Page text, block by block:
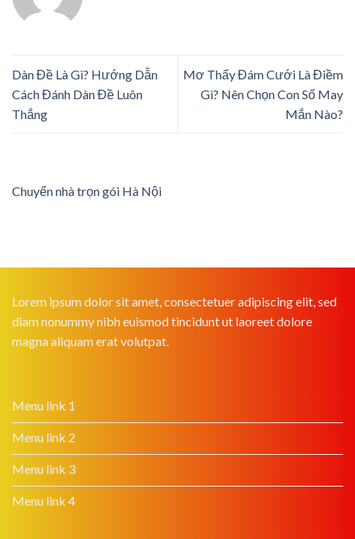
Dàn Đề Là Gì? Hướng Dẫn
Cách Đánh Dàn Đề Luôn
Thắng
Mơ Thấy Đám Cưới Là Điềm
Gì? Nên Chọn Con Số May
Mắn Nào?
Chuyển nhà trọn gói Hà Nội
Lorem ipsum dolor sit amet, consectetuer adipiscing elit, sed
diam nonummy nibh euismod tincidunt ut laoreet dolore
magna aliquam erat volutpat.
Menu link 1
Menu link 2
Menu link 3
Menu link 4